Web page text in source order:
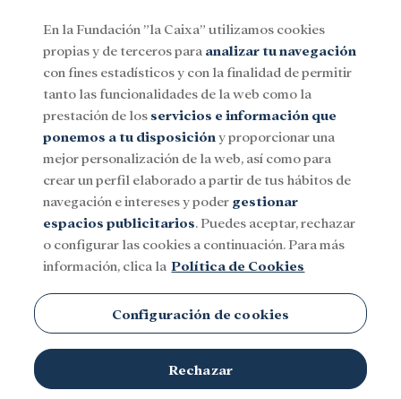
Menu
SocialInvestigación y becasCultura
En la Fundación ”la Caixa” utilizamos cookies
propias y de terceros para analizar tu navegación
con fines estadísticos y con la finalidad de permitir
tanto las funcionalidades de la web como la
prestación de los servicios e información que
ponemos a tu disposición y proporcionar una
mejor personalización de la web, así como para
crear un perfil elaborado a partir de tus hábitos de
navegación e intereses y poder gestionar
espacios publicitarios. Puedes aceptar, rechazar
o configurar las cookies a continuación. Para más
información, clica la Política de Cookies
Configuración de cookies
Rechazar